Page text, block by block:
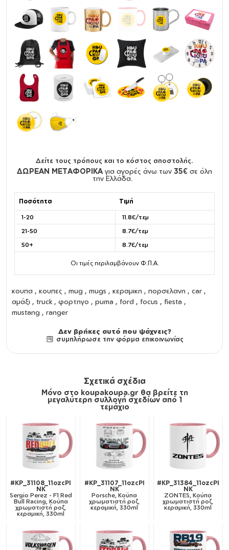
Δείτε τους τρόπους και το κόστος αποστολής.
ΔΩΡΕΑΝ ΜΕΤΑΦΟΡΙΚΑ για αγορές άνω των 35€ σε όλη
την Ελλάδα.
Ποσότητα Τιμή
1-20
11.8€/τεμ
21-50
8.7€/τεμ
50+
8.7€/τεμ
Οι τιμές περιλαμβάνουν Φ.Π.Α.
κουπα , κουπες , mug , mugs , κεραμικη , πορσελανη , car ,
αμάξι , truck , φορτηγο , puma , ford , focus , fiesta ,
mustang , ranger
Δεν βρήκες αυτό που ψάχνεις?
συμπλήρωσε την φόρμα επικοινωνίας
Σχετικά σχέδια
Μόνο στο koupakoupa.gr θα βρείτε τη
μεγαλύτερη συλλογή σχεδίων από 1
τεμάχιο
#KP_31108_11ozcPI
NK
Sergio Perez - F1 Red
Bull Racing, Κούπα
χρωματιστή ροζ,
κεραμική, 330ml
#KP_31107_11ozcPI
NK
Porsche, Κούπα
χρωματιστή ροζ,
κεραμική, 330ml
#KP_31384_11ozcPI
NK
ZONTES, Κούπα
χρωματιστή ροζ,
κεραμική, 330ml